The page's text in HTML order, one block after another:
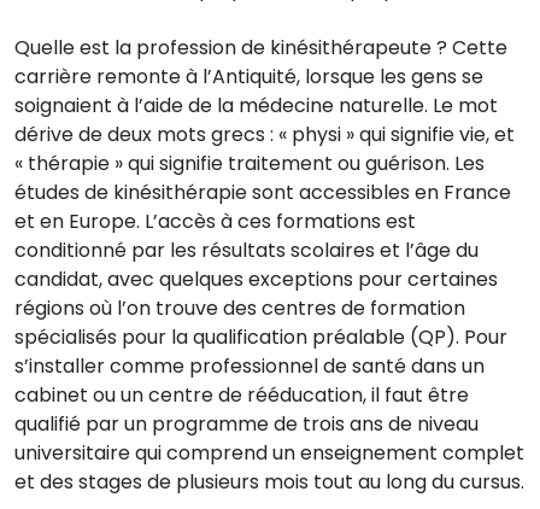
Quelle est la profession de kinésithérapeute ? Cette
carrière remonte à l’Antiquité, lorsque les gens se
soignaient à l’aide de la médecine naturelle. Le mot
dérive de deux mots grecs : « physi » qui signifie vie, et
« thérapie » qui signifie traitement ou guérison. Les
études de kinésithérapie sont accessibles en France
et en Europe. L’accès à ces formations est
conditionné par les résultats scolaires et l’âge du
candidat, avec quelques exceptions pour certaines
régions où l’on trouve des centres de formation
spécialisés pour la qualification préalable (QP). Pour
s’installer comme professionnel de santé dans un
cabinet ou un centre de rééducation, il faut être
qualifié par un programme de trois ans de niveau
universitaire qui comprend un enseignement complet
et des stages de plusieurs mois tout au long du cursus.